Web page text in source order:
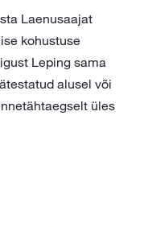
Laenusaajat
kohustuse
Leping sama
alusel või
üles